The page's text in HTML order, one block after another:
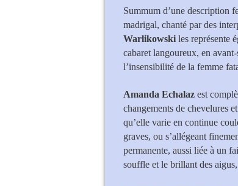
Summum d’une description
madrigal, chanté par des
Warlikowski les représente
cabaret langoureux, en
l’insensibilité de la femme
Amanda Echalaz est
changements de chevelures
qu’elle varie en continue
graves, ou s’allégeant
permanente, aussi liée à un
souffle et le brillant des